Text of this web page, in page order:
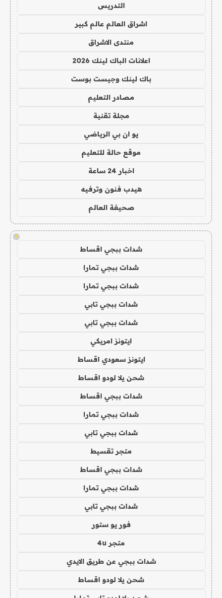
التدريس
اشراق العالم عالم كبير
منتدى الاشراق
اعلانات الباك لينك 2026
باك لينك وجيست بوست
مصادر التعليم
مجلة تقنية
يو ان بي الرياضي
موقع حالة للتعليم
اخبار 24 ساعة
هيدب فنون وترفيه
صحيفة العالم
!
شدات ببجي اقساط
شدات ببجي تمارا
شدات ببجي تمارا
شدات ببجي تابي
شدات ببجي تابي
ايتونز امريكي
ايتونز سعودي اقساط
شحن يلا لودو اقساط
شدات ببجي اقساط
شدات ببجي تمارا
شدات ببجي تابي
متجر تقسيط
شدات ببجي اقساط
شدات ببجي تمارا
شدات ببجي تابي
فور يو ستور
متجر 4u
شدات ببجي عن طريق الايدي
شحن يلا لودو اقساط